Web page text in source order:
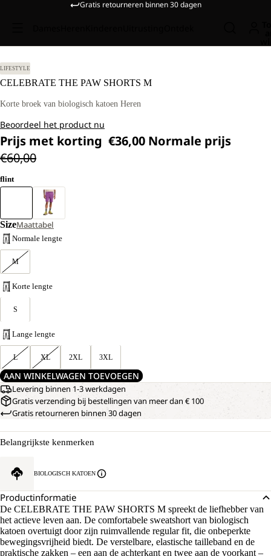
Gratis retourneren binnen 30 dagen
LIFESTYLE
CELEBRATE THE PAW SHORTS M
Korte broek van biologisch katoen Heren
Beoordeel het product nu
Prijs met korting €36,00 Normale prijs
€60,00
flint
SizeMaattabel
Normale lengte
M
Korte lengte
S
Lange lengte
L XL 2XL 3XL
AAN WINKELWAGEN TOEVOEGEN
Levering binnen 1-3 werkdagen
Gratis verzending bij bestellingen van meer dan € 100
Gratis retourneren binnen 30 dagen
Belangrijkste kenmerken
BIOLOGISCH KATOEN
Productinformatie
De CELEBRATE THE PAW SHORTS M spreekt de liefhebber van
het actieve leven aan. De comfortabele sweatshort van biologisch
katoen overtuigt door zijn ruimvallende regular fit, die onbeperkte
bewegingsvrijheid biedt. De verstelbare, elastische tailleband en de
praktische zakken – een aan de achterkant en twee aan de voorkant –